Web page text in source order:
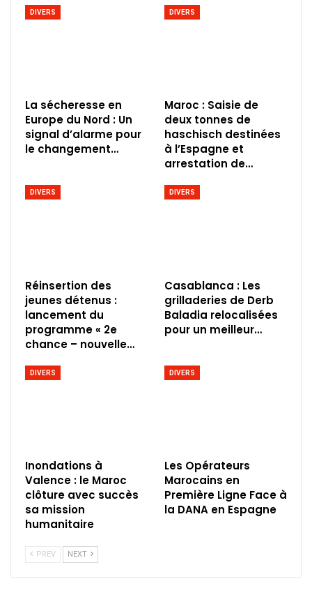
DIVERS
La sécheresse en
Europe du Nord : Un
signal d’alarme pour
le changement…
DIVERS
Maroc : Saisie de
deux tonnes de
haschisch destinées
à l’Espagne et
arrestation de…
DIVERS
Réinsertion des
jeunes détenus :
lancement du
programme « 2e
chance – nouvelle…
DIVERS
Casablanca : Les
grilladeries de Derb
Baladia relocalisées
pour un meilleur…
DIVERS
Inondations à
Valence : le Maroc
clôture avec succès
sa mission
humanitaire
DIVERS
Les Opérateurs
Marocains en
Première Ligne Face à
la DANA en Espagne
PREV NEXT